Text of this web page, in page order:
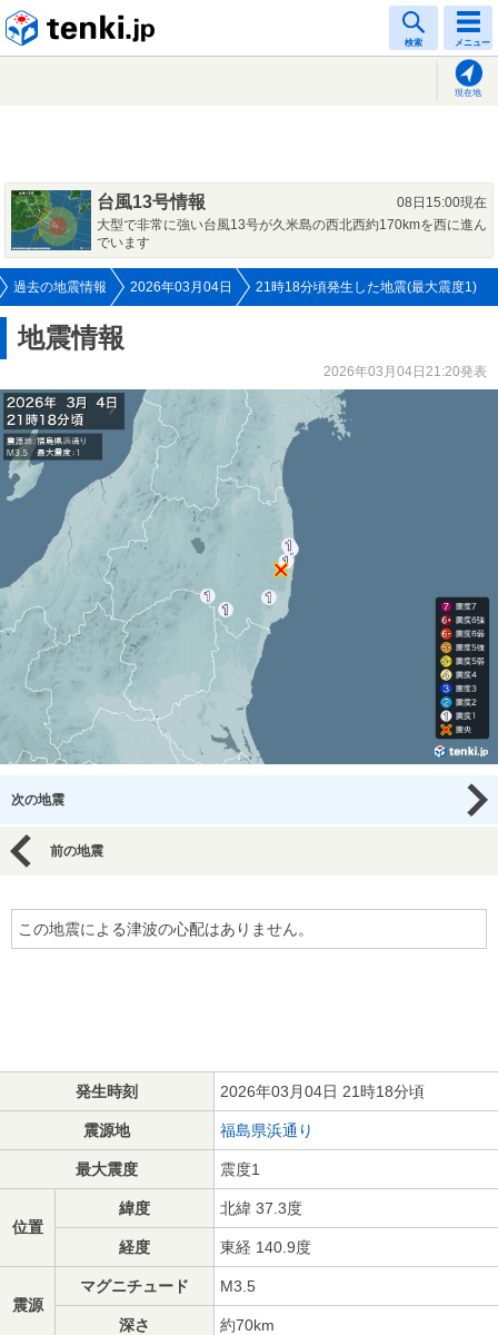
検索 メニュー
現在地
台風13号情報
08日15:00現在
大型で非常に強い台風13号が久米島の西北西約170kmを西に進ん
でいます
過去の地震情報 2026年03月04日 21時18分頃発生した地震(最大震度1)
地震情報
2026年03月04日21:20発表
次の地震
前の地震
この地震による津波の心配はありません。
発生時刻 2026年03月04日 21時18分頃
震源地 福島県浜通り
最大震度 震度1
位置
緯度 北緯 37.3度
経度 東経 140.9度
震源
マグニチュード M3.5
深さ 約70km